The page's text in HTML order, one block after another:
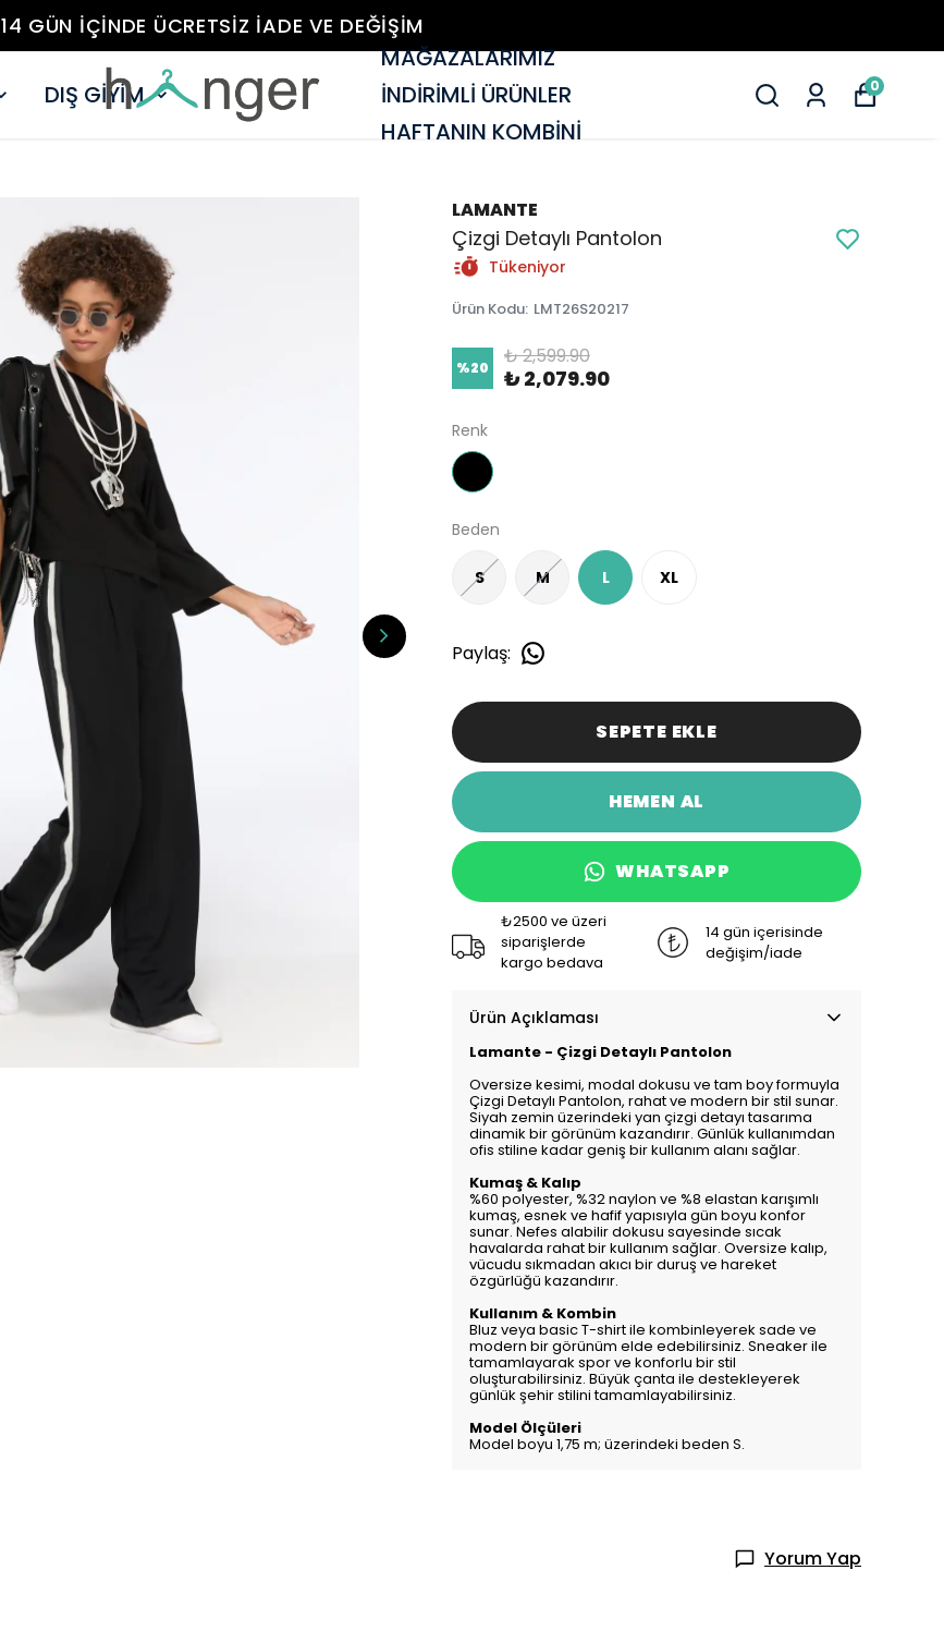
14 GÜN İÇİNDE ÜCRETSİZ İADE VE DEĞİŞİM
DIŞ GİYİM
MAĞAZALARIMIZ
İNDİRİMLİ ÜRÜNLER
HAFTANIN KOMBİNİ
0
LAMANTE
Çizgi Detaylı Pantolon
Tükeniyor
Ürün Kodu: LMT26S20217
%20 ₺ 2,599.90
₺ 2,079.90
Renk
Beden
S M L XL
Paylaş:
SEPETE EKLE
HEMEN AL
WHATSAPP
₺2500 ve üzeri
siparişlerde
kargo bedava
14 gün içerisinde
değişim/iade
Ürün Açıklaması
Lamante - Çizgi Detaylı Pantolon
Oversize kesimi, modal dokusu ve tam boy formuyla
Çizgi Detaylı Pantolon, rahat ve modern bir stil sunar.
Siyah zemin üzerindeki yan çizgi detayı tasarıma
dinamik bir görünüm kazandırır. Günlük kullanımdan
ofis stiline kadar geniş bir kullanım alanı sağlar.
Kumaş & Kalıp
%60 polyester, %32 naylon ve %8 elastan karışımlı
kumaş, esnek ve hafif yapısıyla gün boyu konfor
sunar. Nefes alabilir dokusu sayesinde sıcak
havalarda rahat bir kullanım sağlar. Oversize kalıp,
vücudu sıkmadan akıcı bir duruş ve hareket
özgürlüğü kazandırır.
Kullanım & Kombin
Bluz veya basic T-shirt ile kombinleyerek sade ve
modern bir görünüm elde edebilirsiniz. Sneaker ile
tamamlayarak spor ve konforlu bir stil
oluşturabilirsiniz. Büyük çanta ile destekleyerek
günlük şehir stilini tamamlayabilirsiniz.
Model Ölçüleri
Model boyu 1,75 m; üzerindeki beden S.
Yorum Yap